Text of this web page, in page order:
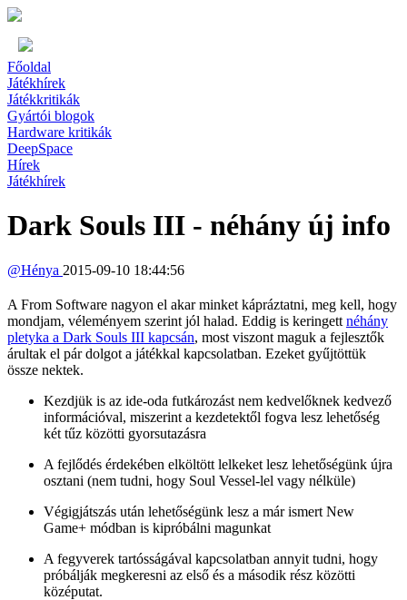
Főoldal
Játékhírek
Játékkritikák
Gyártói blogok
Hardware kritikák
DeepSpace
Hírek
Játékhírek
Dark Souls III - néhány új info
@Hénya 2015-09-10 18:44:56
A From Software nagyon el akar minket kápráztatni, meg kell, hogy
mondjam, véleményem szerint jól halad. Eddig is keringett néhány
pletyka a Dark Souls III kapcsán, most viszont maguk a fejlesztők
árultak el pár dolgot a játékkal kapcsolatban. Ezeket gyűjtöttük
össze nektek.
Kezdjük is az ide-oda futkározást nem kedvelőknek kedvező
információval, miszerint a kezdetektől fogva lesz lehetőség
két tűz közötti gyorsutazásra
A fejlődés érdekében elköltött lelkeket lesz lehetőségünk újra
osztani (nem tudni, hogy Soul Vessel-lel vagy nélküle)
Végigjátszás után lehetőségünk lesz a már ismert New
Game+ módban is kipróbálni magunkat
A fegyverek tartósságával kapcsolatban annyit tudni, hogy
próbálják megkeresni az első és a második rész közötti
középutat.